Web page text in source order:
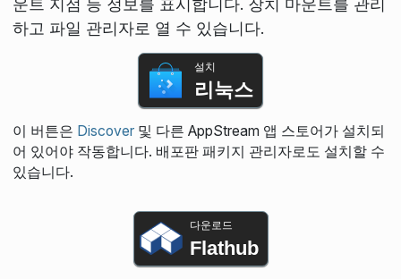
운트 지점 등 정보를 표시합니다. 장치 마운트를 관리
하고 파일 관리자로 열 수 있습니다.
설치
리눅스
이 버튼은 Discover및 다른 AppStream 앱 스토어가 설치되
어 있어야 작동합니다. 배포판 패키지 관리자로도 설치할 수
있습니다.
다운로드
Flathub